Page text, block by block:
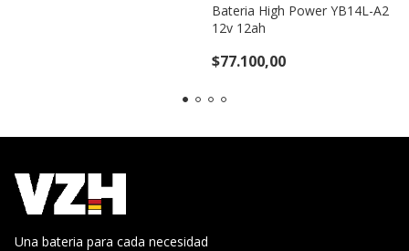
Bateria High Power YB14L-A2
12v 12ah
$77.100,00
Una bateria para cada necesidad